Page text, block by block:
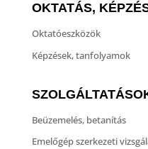
OKTATÁS,
Oktatóeszközök
Képzések, tanfolyamok
Beüzemelés, betanítás
Emelőgép szerkezeti